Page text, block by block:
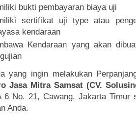
bukti pembayaran biaya uji
sertifikat uji type atau
kendaraan
Kendaraan yang akan
yang ingin melakukan
Jasa Mitra Samsat (CV.
6 No. 21, Cawang, Jakarta Timur
Anda.